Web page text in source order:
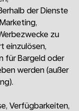
der Dienste
zu
einzulösen,
für Bargeld oder
werden (außer
Verfügbarkeiten,